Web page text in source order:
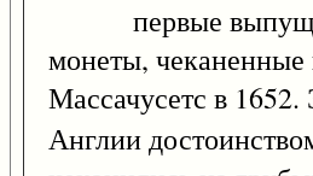
первые
монеты, чеканенные
Массачусетс в
Англии